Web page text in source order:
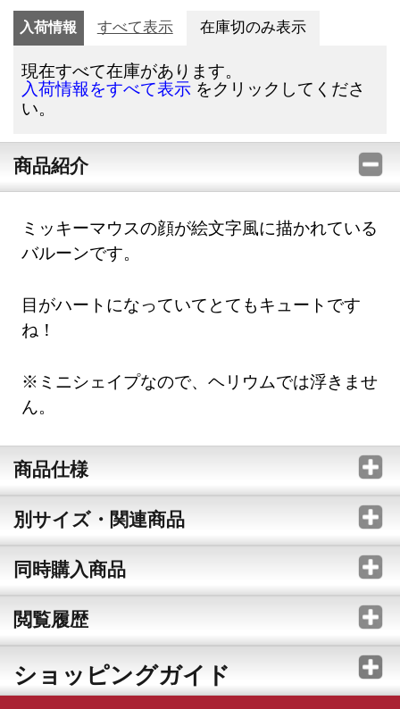
入荷情報 すべて表示 在庫切のみ表示
現在すべて在庫があります。
入荷情報をすべて表示 をクリックしてくださ
い。
商品紹介
ミッキーマウスの顔が絵文字風に描かれている
バルーンです。
目がハートになっていてとてもキュートです
ね！
※ミニシェイプなので、ヘリウムでは浮きませ
ん。
商品仕様
別サイズ・関連商品
同時購入商品
閲覧履歴
ショッピングガイド